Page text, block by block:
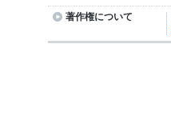
著作権について